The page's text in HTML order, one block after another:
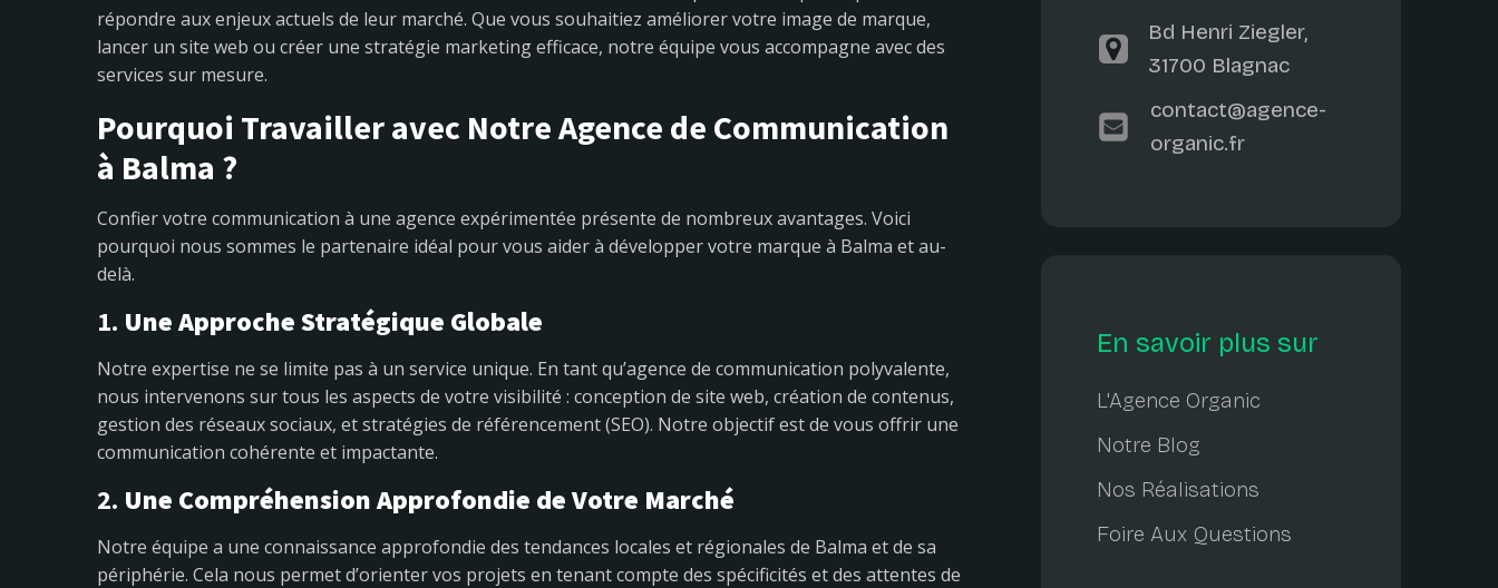
répondre aux enjeux actuels de leur marché. Que vous souhaitiez améliorer votre image de marque,
lancer un site web ou créer une stratégie marketing efficace, notre équipe vous accompagne avec des
services sur mesure.
Pourquoi Travailler avec Notre Agence de Communication
à Balma ?
Confier votre communication à une agence expérimentée présente de nombreux avantages. Voici
pourquoi nous sommes le partenaire idéal pour vous aider à développer votre marque à Balma et au-
delà.
1. Une Approche Stratégique Globale
Notre expertise ne se limite pas à un service unique. En tant qu’agence de communication polyvalente,
nous intervenons sur tous les aspects de votre visibilité : conception de site web, création de contenus,
gestion des réseaux sociaux, et stratégies de référencement (SEO). Notre objectif est de vous offrir une
communication cohérente et impactante.
2. Une Compréhension Approfondie de Votre Marché
Notre équipe a une connaissance approfondie des tendances locales et régionales de Balma et de sa
périphérie. Cela nous permet d’orienter vos projets en tenant compte des spécificités et des attentes de
Bd Henri Ziegler,
31700 Blagnac
contact@agence-
organic.fr
En savoir plus sur
L'Agence Organic
Notre Blog
Nos Réalisations
Foire Aux Questions